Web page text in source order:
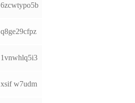
6zcwtypo5b
q8ge29cfpz
1vnwhlq5i3
xsif w7udm